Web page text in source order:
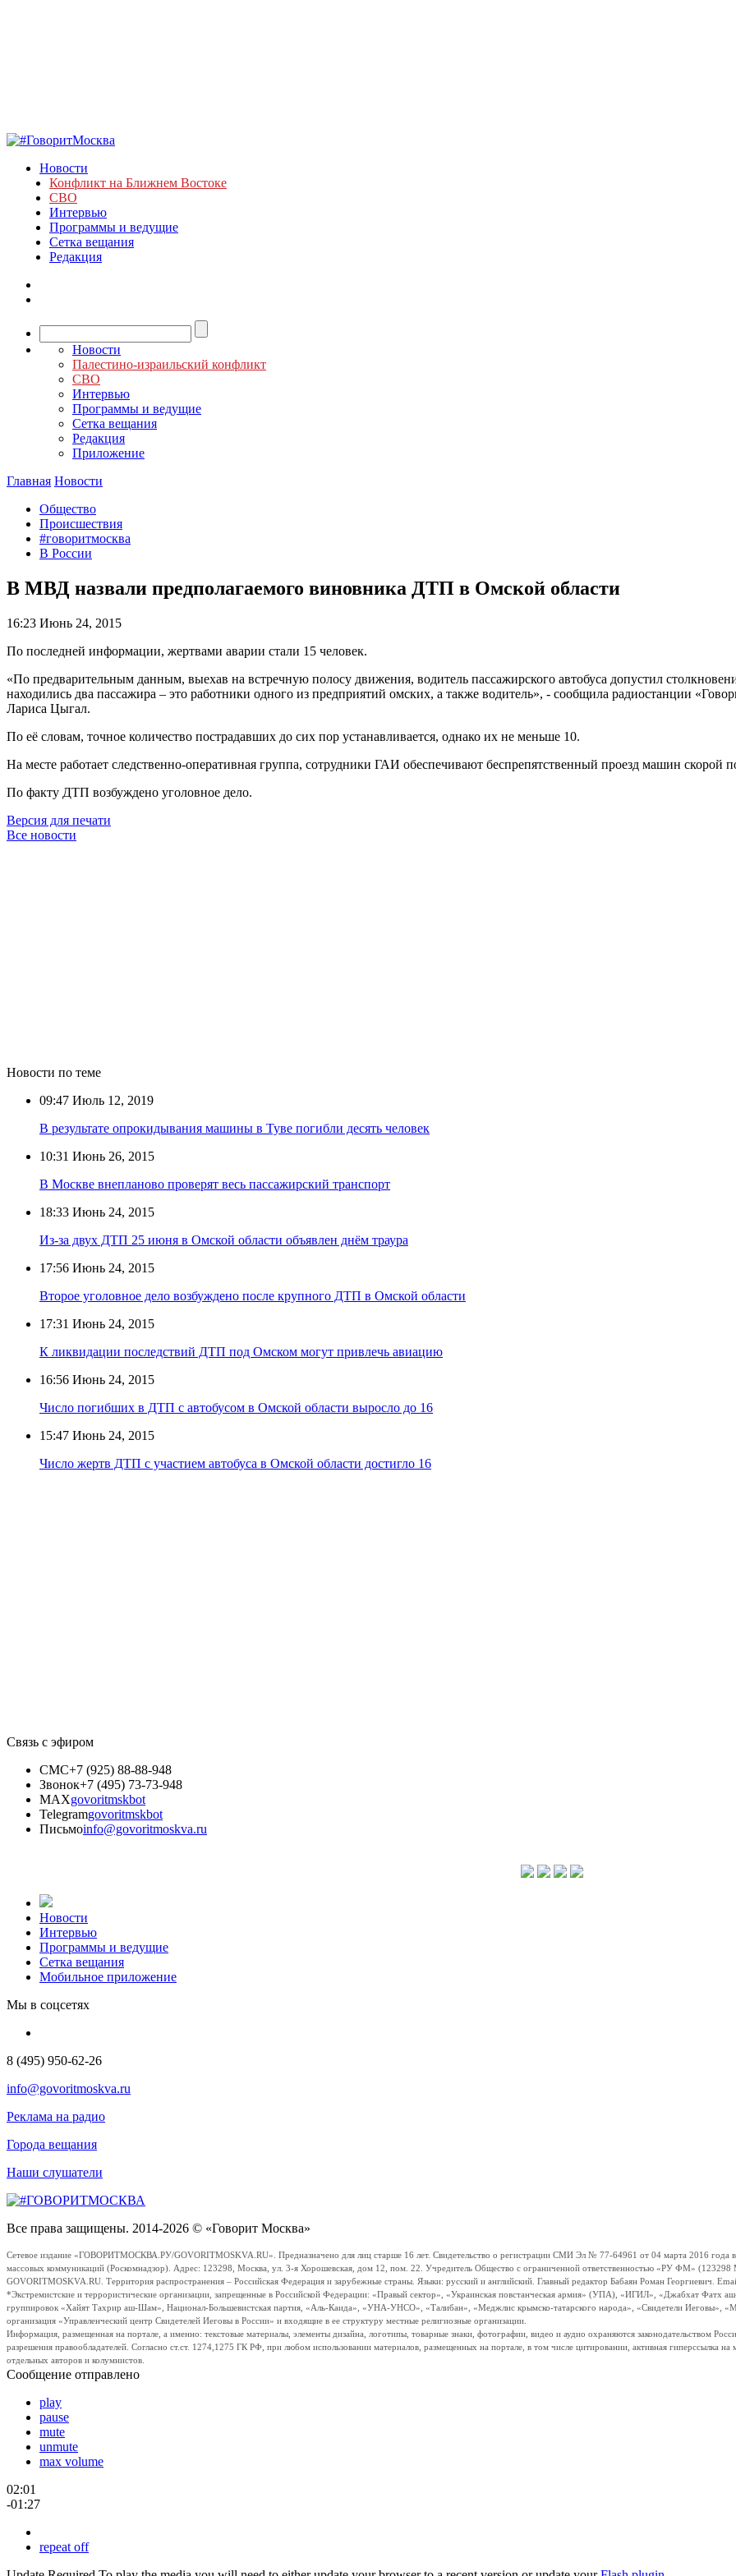
Новости
Конфликт на Ближнем Востоке
СВО
Интервью
Программы и ведущие
Сетка вещания
Редакция
Новости
Палестино-израильский конфликт
СВО
Интервью
Программы и ведущие
Сетка вещания
Редакция
Приложение
Главная Новости
Общество
Происшествия
#говоритмосква
В России
В МВД назвали предполагаемого виновника ДТП в Омской области
16:23 Июнь 24, 2015
По последней информации, жертвами аварии стали 15 человек.
«По предварительным данным, выехав на встречную полосу движения, водитель пассажирского автобуса допустил
находились два пассажира – это работники одного из предприятий омских, а также водитель», - сообщила радиостанции
Лариса Цыгал.
По её словам, точное количество пострадавших до сих пор устанавливается, однако их не меньше 10.
На месте работает следственно-оперативная группа, сотрудники ГАИ обеспечивают беспрепятственный проезд машин скорой
По факту ДТП возбуждено уголовное дело.
Версия для печати
Все новости
Новости по теме
09:47 Июль 12, 2019
В результате опрокидывания машины в Туве погибли десять человек
10:31 Июнь 26, 2015
В Москве внепланово проверят весь пассажирский транспорт
18:33 Июнь 24, 2015
Из-за двух ДТП 25 июня в Омской области объявлен днём траура
17:56 Июнь 24, 2015
Второе уголовное дело возбуждено после крупного ДТП в Омской области
17:31 Июнь 24, 2015
К ликвидации последствий ДТП под Омском могут привлечь авиацию
16:56 Июнь 24, 2015
Число погибших в ДТП с автобусом в Омской области выросло до 16
15:47 Июнь 24, 2015
Число жертв ДТП с участием автобуса в Омской области достигло 16
Связь с эфиром
СМС+7 (925) 88-88-948
Звонок+7 (495) 73-73-948
MAXgovoritmskbot
Telegramgovoritmskbot
Письмоinfo@govoritmoskva.ru
Новости
Интервью
Программы и ведущие
Сетка вещания
Мобильное приложение
Мы в соцсетях
8 (495) 950-62-26
info@govoritmoskva.ru
Реклама на радио
Города вещания
Наши слушатели
Все права защищены. 2014-2026 © «Говорит Москва»
Сетевое издание «ГОВОРИТМОСКВА.РУ/GOVORITMOSKVA.RU». Предназначено для лиц старше 16 лет. Свидетельство о регистрации СМИ Эл № 77-64961 от 04 марта 2016 года
массовых коммуникаций (Роскомнадзор). Адрес: 123298, Москва, ул. 3-я Хорошевская, дом 12, пом. 22. Учредитель Общество с ограниченной ответственностью «РУ ФМ»
GOVORITMOSKVA.RU. Территория распространения – Российская Федерация и зарубежные страны. Языки: русский и английский. Главный редактор Бабаян Роман Георгиевич.
*Экстремистские и террористические организации, запрещенные в Российской Федерации: «Правый сектор», «Украинская повстанческая армия» (УПА), «ИГИЛ», «Джабхат
группировок «Хайят Тахрир аш-Шам», Национал-Большевистская партия, «Аль-Каида», «УНА-УНСО», «Талибан», «Меджлис крымско-татарского народа», «Свидетели Иеговы»,
организация «Управленческий центр Свидетелей Иеговы в России» и входящие в ее структуру местные религиозные организации.
Информация, размещенная на портале, а именно: текстовые материалы, элементы дизайна, логотипы, товарные знаки, фотографии, видео и аудио охраняются законодательством
разрешения правообладателей. Согласно ст.ст. 1274,1275 ГК РФ, при любом использовании материалов, размещенных на портале, в том числе цитировании, активная гиперссылка
отдельных авторов и колумнистов.
Сообщение отправлено
play
pause
mute
unmute
max volume
02:01
-01:27
repeat off